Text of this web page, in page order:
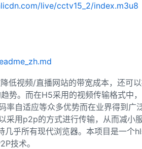
live/cctv15_2/index.m3u8
低视频/直播网站的带宽成本，还可
势。而在H5采用的视频传输格式中
自适应等众多优势而在业界得到
采用p2p的方式进行传输，从而减
乎所有现代浏览器。本项目是一个
技术。